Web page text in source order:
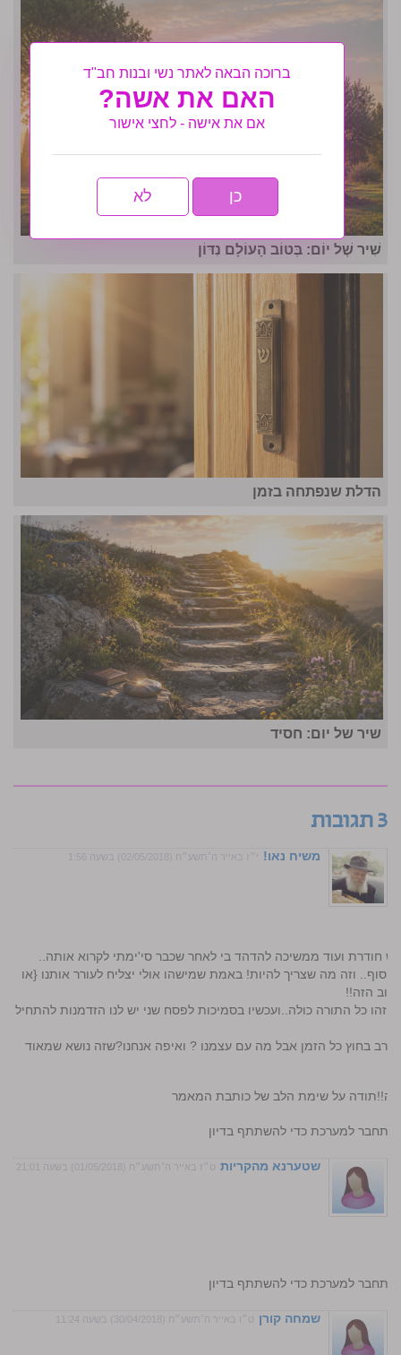
שִׁיר שֶׁל יוֹם: בְּטוֹב הָעוֹלָם נִדּוֹן
הדלת שנפתחה בזמן
שיר של יום: חסיד
3 תגובות
משיח נאו! י״ז באייר ה׳תשע״ח (02/05/2018) בשעה 1:56
חודרת ועוד ממשיכה להדהד בי לאחר שכבר סי'ימתי לקרוא אותה..
וזה מה שצריך להיות! באמת שמישהו אולי יצליח לעורר אותנו {או
הזה!!
זהו כל התורה כולה..ועכשיו בסמיכות לפסח שני יש לנו הזדמנות להתחיל
בחוץ כל הזמן אבל מה עם עצמנו ? ואיפה אנחנו?שזה נושא שמאוד
זה!!תודה על שימת הלב של כותבת המאמר
התחבר למערכת כדי להשתתף בדיון
שטערנא מהקריות ט״ז באייר ה׳תשע״ח (01/05/2018) בשעה 21:01
התחבר למערכת כדי להשתתף בדיון
שמחה קורן ט״ו באייר ה׳תשע״ח (30/04/2018) בשעה 11:24
ברוכה הבאה לאתר נשי ובנות חב"ד
האם את אשה?
אם את אישה - לחצי אישור
כן לא